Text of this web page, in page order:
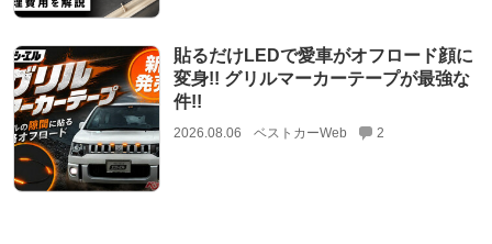
貼るだけLEDで愛車がオフロード顔に
変身!! グリルマーカーテープが最強な
件!!
2026.08.06 ベストカーWeb 2